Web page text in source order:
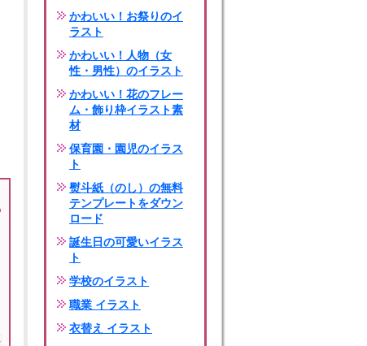
かわいい！お祭りのイ
ラスト
かわいい！人物（女
性・男性）のイラスト
かわいい！花のフレー
ム・飾り枠イラスト素
材
保育園・園児のイラス
ト
熨斗紙（のし）の無料
テンプレートをダウン
ロード
誕生日の可愛いイラス
ト
学校のイラスト
職業 イラスト
衣替え イラスト